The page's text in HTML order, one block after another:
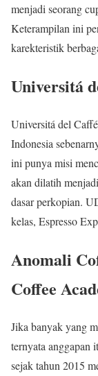
menjadi seorang
Keterampilan ini
karekteristik
Universitá
Universitá del
Indonesia
ini punya misi
akan dilatih
dasar perkopian.
kelas, Espresso
Anomali
Coffee
Jika banyak yang
ternyata anggapan
sejak tahun 2015